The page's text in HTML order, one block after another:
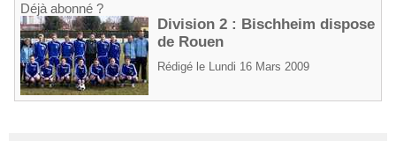
Déjà abonné ?
Division 2 : Bischheim dispose
de Rouen
Rédigé le Lundi 16 Mars 2009